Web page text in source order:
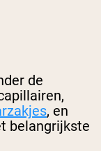
de
, en
belangrijkste